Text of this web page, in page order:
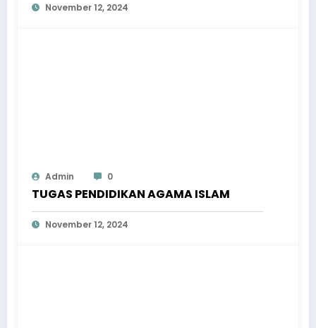
November 12, 2024
Admin 0
TUGAS PENDIDIKAN AGAMA ISLAM
November 12, 2024